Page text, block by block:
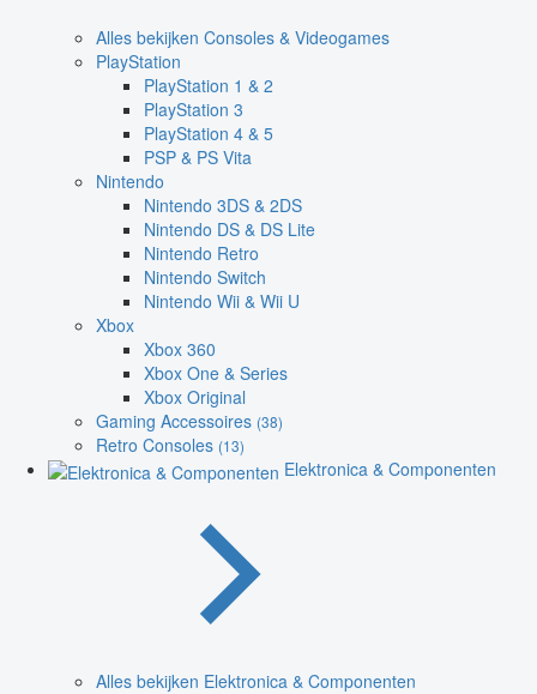
Alles bekijken Consoles & Videogames
PlayStation
PlayStation 1 & 2
PlayStation 3
PlayStation 4 & 5
PSP & PS Vita
Nintendo
Nintendo 3DS & 2DS
Nintendo DS & DS Lite
Nintendo Retro
Nintendo Switch
Nintendo Wii & Wii U
Xbox
Xbox 360
Xbox One & Series
Xbox Original
Gaming Accessoires (38)
Retro Consoles (13)
Elektronica & Componenten
Alles bekijken Elektronica & Componenten